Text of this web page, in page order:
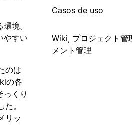
境。
やすい
のは
の各
っくり
。
リッ
Casos de uso
Wiki, プロジェクト管
メント管理